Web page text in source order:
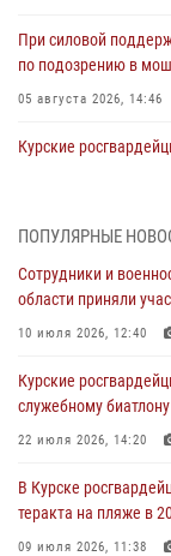
При силовой
по подозрению в
05 августа 2026, 14:46
Курские
оздоровительных
05 августа 2026, 09:51
сбыта крупной
04 августа 2026, 12:52
85 владельцев
04 августа 2026, 07:00
ПОПУЛЯРНЫЕ
Сотрудники и
области приняли
10 июля 2026, 12:40
Курские
служебному биатлону
22 июля 2026, 14:20
В Курске
теракта на пляже в
09 июля 2026, 11:38